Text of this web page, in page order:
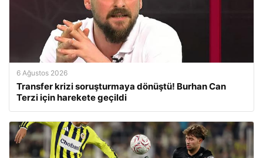
6 Ağustos 2026
Transfer krizi soruşturmaya dönüştü! Burhan Can
Terzi için harekete geçildi